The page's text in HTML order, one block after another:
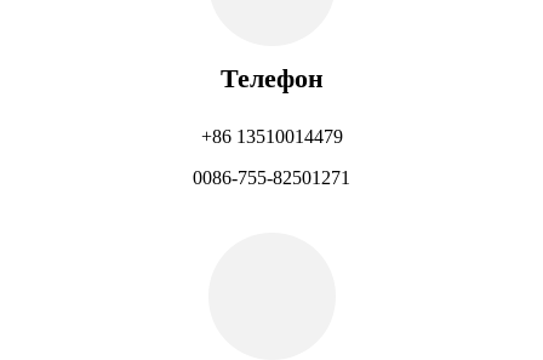
Телефон
+86 13510014479
0086-755-82501271